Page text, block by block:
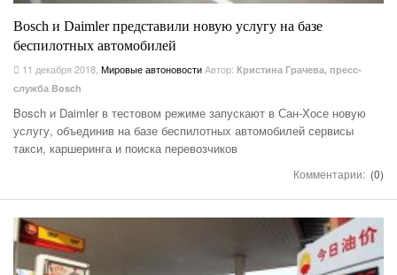
Bosch и Daimler представили новую услугу на базе
беспилотных автомобилей
11 декабря 2018, Мировые автоновостиАвтор: Кристина Грачева, пресс-
служба Bosch
Bosch и Daimler в тестовом режиме запускают в Сан-Хосе новую
услугу, объединив на базе беспилотных автомобилей сервисы
такси, каршеринга и поиска перевозчиков
Комментарии: (0)